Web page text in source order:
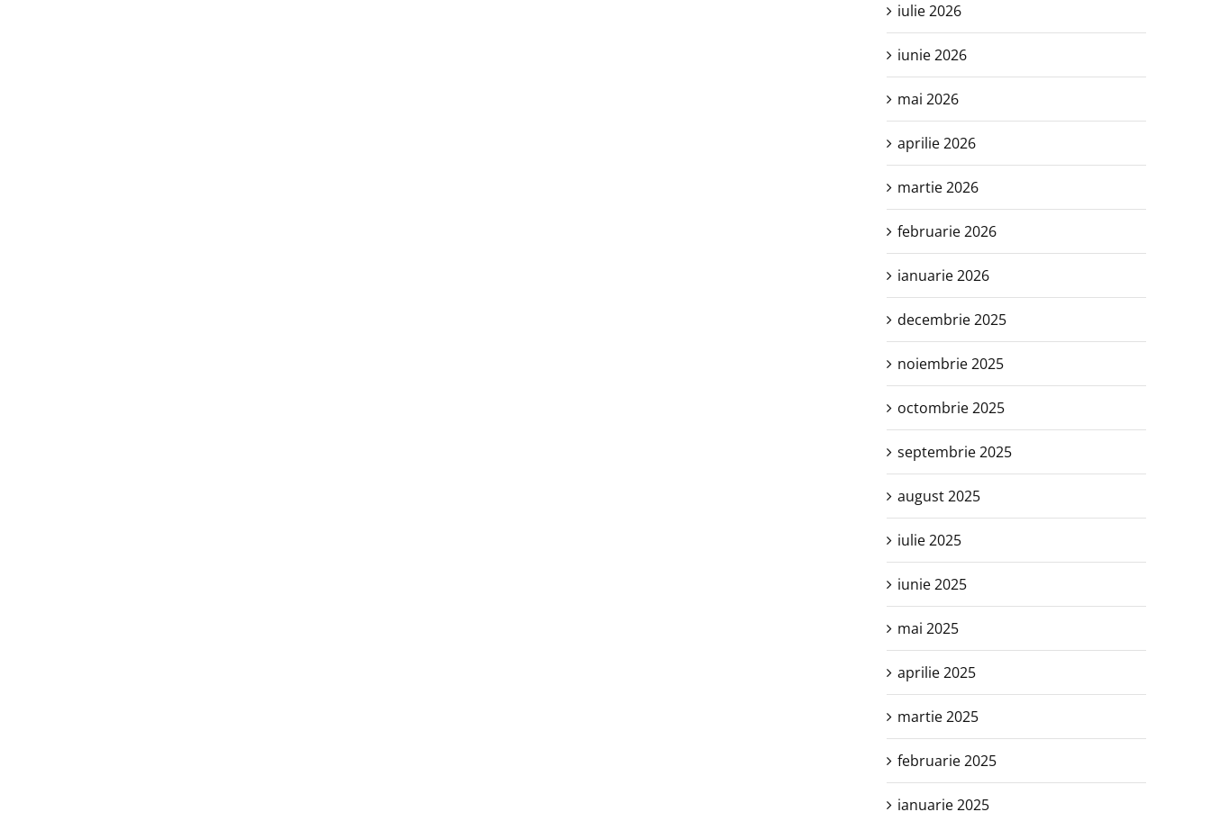
iulie 2026
iunie 2026
mai 2026
aprilie 2026
martie 2026
februarie 2026
ianuarie 2026
decembrie 2025
noiembrie 2025
octombrie 2025
septembrie 2025
august 2025
iulie 2025
iunie 2025
mai 2025
aprilie 2025
martie 2025
februarie 2025
ianuarie 2025